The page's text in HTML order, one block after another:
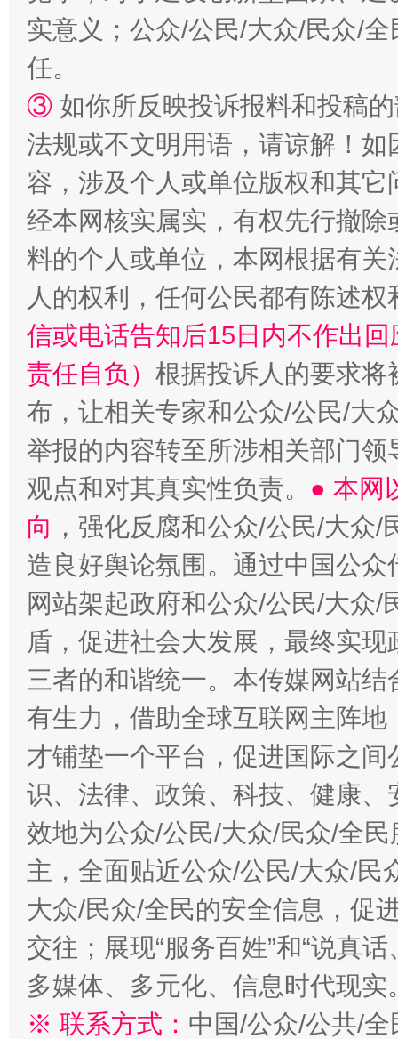
实意义；公众/公民/大众/民众/
任。
③ 如你所反映投诉报料和投稿
法规或不文明用语，请谅解！
容，涉及个人或单位版权和其它
经本网核实属实，有权先行撤
料的个人或单位，本网根据有
人的权利，任何公民都有陈述
信或电话告知后15日内不作出
责任自负） 根据投诉人的要求将
布，让相关专家和公众/公民/大
举报的内容转至所涉相关部门
观点和对其真实性负责。 ● 本网
向 ，强化反腐和公众/公民/大众
造良好舆论氛围。通过中国公
网站架起政府和公众/公民/大众
盾，促进社会大发展，最终实
三者的和谐统一。本传媒网站
有生力，借助全球互联网主阵
才铺垫一个平台，促进国际之
识、法律、政策、科技、健康
效地为公众/公民/大众/民众/全
主，全面贴近公众/公民/大众/民
大众/民众/全民的安全信息，促
交往；展现“服务百姓”和“说真
多媒体、多元化、信息时代现实
※ 联系方式： 中国/公众/公共/